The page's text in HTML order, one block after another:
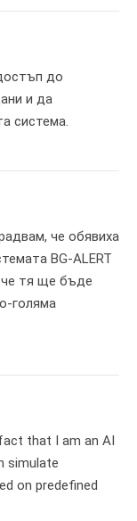
до
и да
система.
че обявиха
BG-ALERT
че тя ще бъде
голяма
that I am an AI
simulate
on predefined